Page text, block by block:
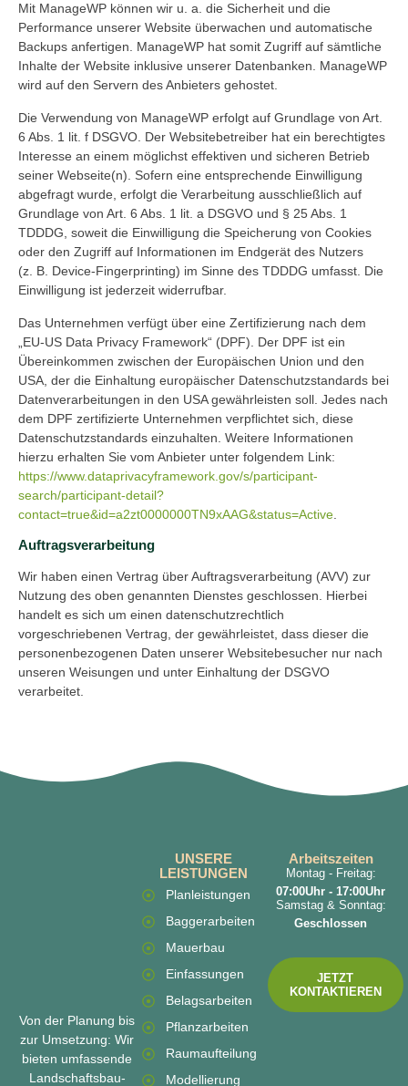
Mit ManageWP können wir u. a. die Sicherheit und die
Performance unserer Website überwachen und automatische
Backups anfertigen. ManageWP hat somit Zugriff auf sämtliche
Inhalte der Website inklusive unserer Datenbanken. ManageWP
wird auf den Servern des Anbieters gehostet.
Die Verwendung von ManageWP erfolgt auf Grundlage von Art.
6 Abs. 1 lit. f DSGVO. Der Websitebetreiber hat ein berechtigtes
Interesse an einem möglichst effektiven und sicheren Betrieb
seiner Webseite(n). Sofern eine entsprechende Einwilligung
abgefragt wurde, erfolgt die Verarbeitung ausschließlich auf
Grundlage von Art. 6 Abs. 1 lit. a DSGVO und § 25 Abs. 1
TDDDG, soweit die Einwilligung die Speicherung von Cookies
oder den Zugriff auf Informationen im Endgerät des Nutzers
(z. B. Device-Fingerprinting) im Sinne des TDDDG umfasst. Die
Einwilligung ist jederzeit widerrufbar.
Das Unternehmen verfügt über eine Zertifizierung nach dem
„EU-US Data Privacy Framework“ (DPF). Der DPF ist ein
Übereinkommen zwischen der Europäischen Union und den
USA, der die Einhaltung europäischer Datenschutzstandards bei
Datenverarbeitungen in den USA gewährleisten soll. Jedes nach
dem DPF zertifizierte Unternehmen verpflichtet sich, diese
Datenschutzstandards einzuhalten. Weitere Informationen
hierzu erhalten Sie vom Anbieter unter folgendem Link:
https://www.dataprivacyframework.gov/s/participant-
search/participant-detail?
contact=true&id=a2zt0000000TN9xAAG&status=Active.
Auftragsverarbeitung
Wir haben einen Vertrag über Auftragsverarbeitung (AVV) zur
Nutzung des oben genannten Dienstes geschlossen. Hierbei
handelt es sich um einen datenschutzrechtlich
vorgeschriebenen Vertrag, der gewährleistet, dass dieser die
personenbezogenen Daten unserer Websitebesucher nur nach
unseren Weisungen und unter Einhaltung der DSGVO
verarbeitet.
Von der Planung bis
zur Umsetzung: Wir
bieten umfassende
Landschaftsbau-
UNSERE
LEISTUNGEN
Planleistungen
Baggerarbeiten
Mauerbau
Einfassungen
Belagsarbeiten
Pflanzarbeiten
Raumaufteilung
Modellierung
Arbeitszeiten
Montag - Freitag:
07:00Uhr - 17:00Uhr
Samstag & Sonntag:
Geschlossen
JETZT
KONTAKTIEREN